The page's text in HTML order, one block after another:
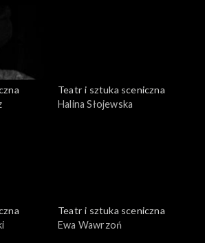
Teatr i sztuka sceniczna
Halina Słojewska
Teatr i sztuka sceniczna
Ewa Wawrzoń